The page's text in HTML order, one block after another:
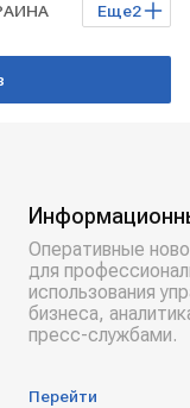
Еще2
Оперативные
для
использования
бизнеса,
пресс-службами.
Перейти